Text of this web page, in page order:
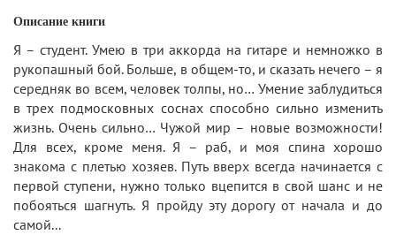
Описание книги
Я – студент. Умею в три аккорда на гитаре и немножко в
рукопашный бой. Больше, в общем-то, и сказать нечего – я
середняк во всем, человек толпы, но… Умение заблудиться
в трех подмосковных соснах способно сильно изменить
жизнь. Очень сильно… Чужой мир – новые возможности!
Для всех, кроме меня. Я – раб, и моя спина хорошо
знакома с плетью хозяев. Путь вверх всегда начинается с
первой ступени, нужно только вцепится в свой шанс и не
побояться шагнуть. Я пройду эту дорогу от начала и до
самой...